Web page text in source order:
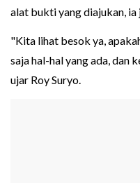
alat bukti yang diajukan,
"Kita lihat besok ya,
saja hal-hal yang ada, dan
ujar Roy Suryo.